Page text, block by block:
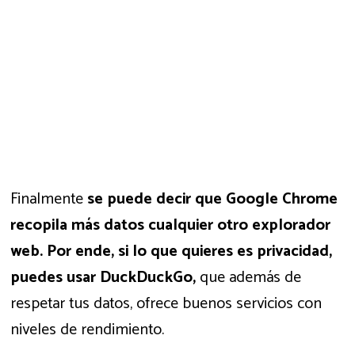
Finalmentese puede decir que Google Chrome
recopila más datos cualquier otro explorador
web. Por ende, si lo que quieres es privacidad,
puedes usar DuckDuckGo,que además de
respetar tus datos, ofrece buenos servicios con
niveles de rendimiento.